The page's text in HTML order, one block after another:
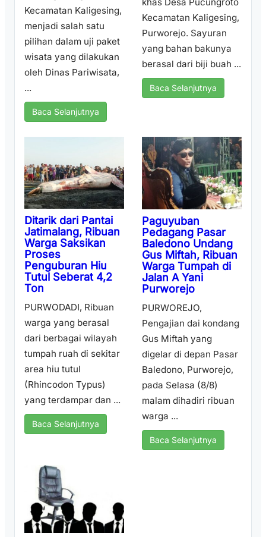
Kecamatan Kaligesing,
menjadi salah satu
pilihan dalam uji paket
wisata yang dilakukan
oleh Dinas Pariwisata,
...
Baca Selanjutnya
Kecamatan Kaligesing,
Purworejo. Sayuran
yang bahan bakunya
berasal dari biji buah ...
Baca Selanjutnya
Ditarik dari Pantai
Jatimalang, Ribuan
Warga Saksikan
Proses
Penguburan Hiu
Tutul Seberat 4,2
Ton
PURWODADI, Ribuan
warga yang berasal
dari berbagai wilayah
tumpah ruah di sekitar
area hiu tutul
(Rhincodon Typus)
yang terdampar dan ...
Baca Selanjutnya
Paguyuban
Pedagang Pasar
Baledono Undang
Gus Miftah, Ribuan
Warga Tumpah di
Jalan A Yani
Purworejo
PURWOREJO,
Pengajian dai kondang
Gus Miftah yang
digelar di depan Pasar
Baledono, Purworejo,
pada Selasa (8/8)
malam dihadiri ribuan
warga ...
Baca Selanjutnya